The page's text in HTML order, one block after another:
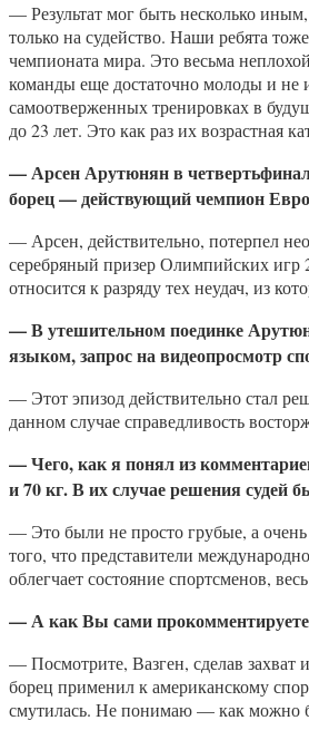
— Результат мог быть несколько
только на судейство. Наши ребята
чемпионата мира. Это весьма
команды еще достаточно молоды и не
самоотверженных тренировках в
до 23 лет. Это как раз их возрастная
—Арсен Арутюнянв
борец — действующий чемпион
— Арсен, действительно, потерпел
серебряный призер Олимпийских
относится к разряду тех неудач, из
— В утешительном поединке
языком, запрос на видеопросмотр
— Этот эпизод действительно стал
данном случае справедливость
— Чего, как я понял из
и70 кг. В их случае решениясудей
— Это были не просто грубые, а
того, что представители
облегчает состояние спортсменов,
—А как Вы сами
— Посмотрите, Вазген, сделав захват
борец применил к американскому
смутилась. Не понимаю — как можно